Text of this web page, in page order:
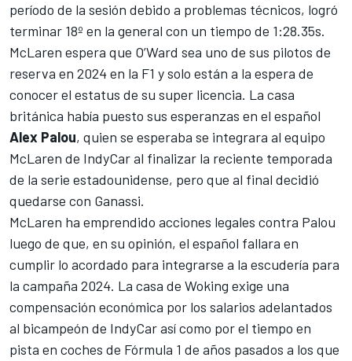
período de la sesión debido a problemas técnicos, logró
terminar 18º en la general con un tiempo de 1:28.35s.
McLaren espera que O’Ward sea uno de sus pilotos de
reserva en 2024 en la F1 y solo están a la espera de
conocer el estatus de su super licencia. La casa
británica había puesto sus esperanzas en el español
Alex Palou, quien se esperaba se integrara al equipo
McLaren de IndyCar al finalizar la reciente temporada
de la serie estadounidense, pero que al final decidió
quedarse con Ganassi.
McLaren ha emprendido acciones legales contra Palou
luego de que, en su opinión, el español fallara en
cumplir lo acordado para integrarse a la escudería para
la campaña 2024. La casa de Woking exige una
compensación económica por los salarios adelantados
al bicampeón de IndyCar así como por el tiempo en
pista en coches de Fórmula 1 de años pasados a los que